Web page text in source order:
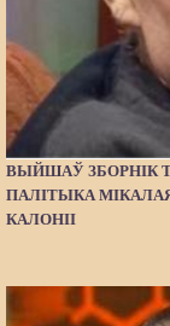
ВЫЙШАЎ ЗБОРНІК
ПАЛІТЫКА
КАЛОНІІ